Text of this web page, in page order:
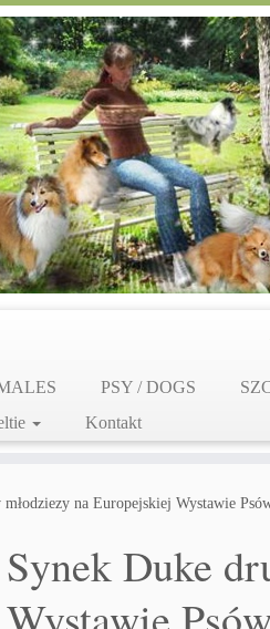
PSY / DOGS
Kontakt
na Europejskiej Wystawie
Synek Duke